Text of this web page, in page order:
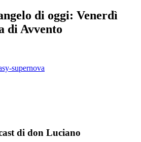
di oggi: Venerdì
di Avvento
di don Luciano